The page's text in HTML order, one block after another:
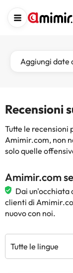
Aggiungi date
Recensioni
Tutte le recensioni
Amimir.com, non
solo quelle
Amimir.com
Dai un'occhiata
clienti di
nuovo con noi.